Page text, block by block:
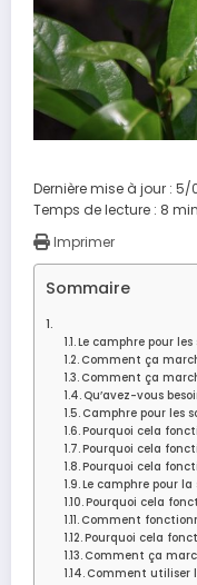
Dernière mise à jour : 5/
Temps de lecture : 8
Imprimer
Sommaire
Le camphre pour
Comment ça
Comment ça
Qu’avez-vous
Camphre pour les
Pourquoi cela
Pourquoi cela
Pourquoi cela
Le camphre pour la
Pourquoi cela
Comment
Pourquoi cela
Comment ça
Comment utiliser